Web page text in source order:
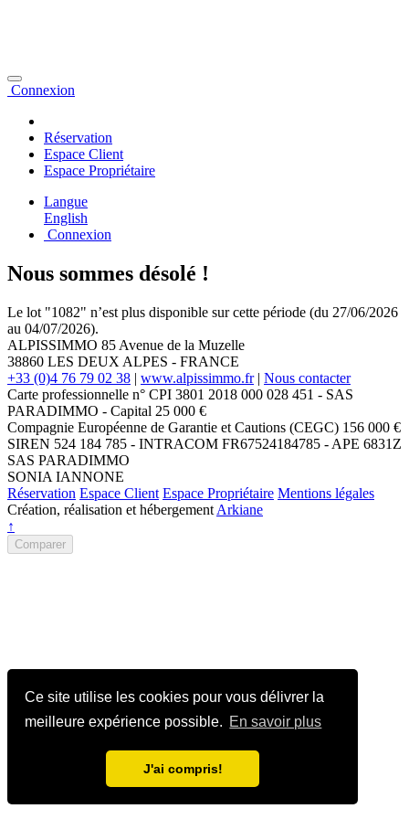
Ce site utilise les cookies pour vous délivrer la
meilleure expérience possible. En savoir plus
J'ai compris!
Connexion
Réservation
Espace Client
Espace Propriétaire
Langue
English
Connexion
Nous sommes désolé !
Le lot "1082" n’est plus disponible sur cette période (du 27/06/2026
au 04/07/2026).
ALPISSIMMO 85 Avenue de la Muzelle
38860 LES DEUX ALPES - FRANCE
+33 (0)4 76 79 02 38 | www.alpissimmo.fr| Nous contacter
Carte professionnelle n° CPI 3801 2018 000 028 451 - SAS
PARADIMMO - Capital 25 000 €
Compagnie Européenne de Garantie et Cautions (CEGC) 156 000 €
SIREN 524 184 785 - INTRACOM FR67524184785 - APE 6831Z
SAS PARADIMMO
SONIA IANNONE
Réservation Espace Client Espace Propriétaire Mentions légales
Création, réalisation et hébergement Arkiane
↑
Comparer